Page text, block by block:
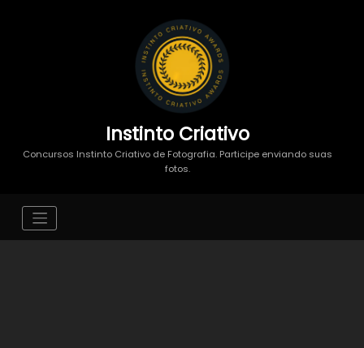
Instinto Criativo
Concursos Instinto Criativo de Fotografia. Participe enviando suas
fotos.